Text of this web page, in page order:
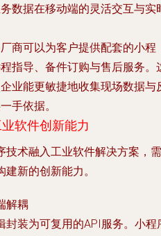
数据在移动端的灵活交互与实
厂商可以为客户提供配套的小程
指导、备件订购与售后服务。
业能更敏捷地收集现场数据与
手依据。
软件创新能力
技术融入工业软件解决方案，需
新的创新能力。
解耦
装为可复用的API服务。小程